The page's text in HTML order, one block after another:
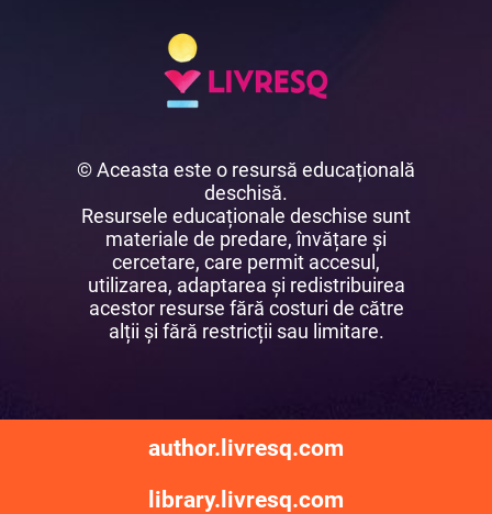
© Aceasta este o resursă educațională
deschisă.
Resursele educaționale deschise sunt
materiale de predare, învățare și
cercetare, care permit accesul,
utilizarea, adaptarea și redistribuirea
acestor resurse fără costuri de către
alții și fără restricții sau limitare.
author.livresq.com
library.livresq.com